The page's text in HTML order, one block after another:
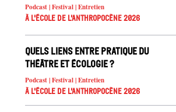
Podcast | Festival | Entretien
À l'école de l'Anthropocène 2026
Quels liens entre pratique du
théâtre et écologie ?
Podcast | Festival | Entretien
À l'école de l'Anthropocène 2026